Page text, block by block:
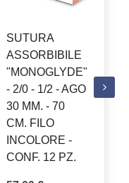
SUTURA
ASSORBIBILE
"MONOGLYDE"
- 2/0 - 1/2 - AGO
30 MM. - 70
CM. FILO
INCOLORE -
CONF. 12 PZ.